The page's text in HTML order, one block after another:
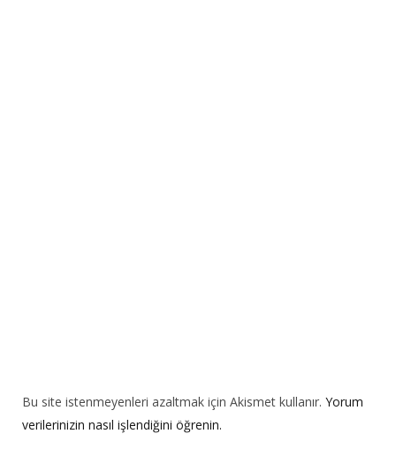
Bu site istenmeyenleri azaltmak için Akismet kullanır. Yorum
verilerinizin nasıl işlendiğini öğrenin.